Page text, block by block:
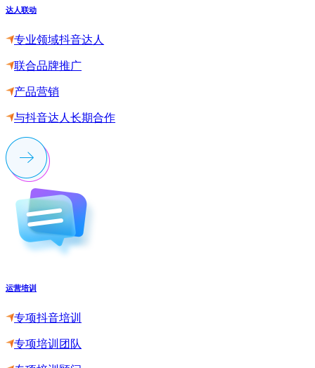
达人联动
专业领域抖音达人
联合品牌推广
产品营销
与抖音达人长期合作
运营培训
专项抖音培训
专项培训团队